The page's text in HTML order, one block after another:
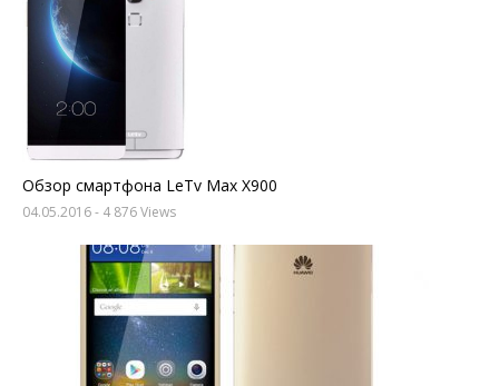
Обзор смартфона LeTv Max X900
04.05.2016- 4 876 Views